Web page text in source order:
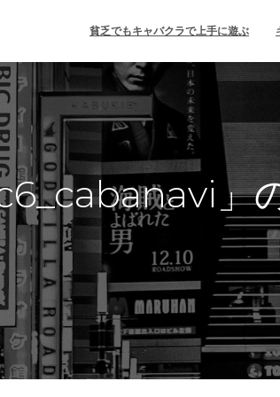
貧乏でもキャバクラで上手に遊ぶ
」